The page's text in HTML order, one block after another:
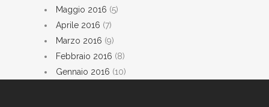
Maggio 2016 (5)
Aprile 2016 (7)
Marzo 2016 (9)
Febbraio 2016 (8)
Gennaio 2016 (10)